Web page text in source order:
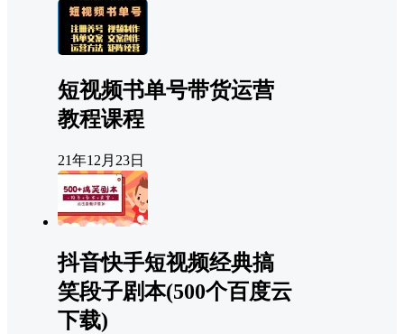
短视频书单号带货运营
教程课程
21年12月23日
抖音快手短视频经典搞
笑段子剧本(500个百度云
下载)